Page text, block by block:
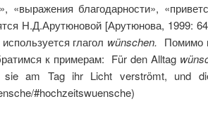
благодарности»,
Н.Д.Арутюновой [Арутюнова, 1999:
глагол wünschen. Помимо
к примерам: Für den Alltag
am Tag ihr Licht verströmt, und
#hochzeitswuensche)